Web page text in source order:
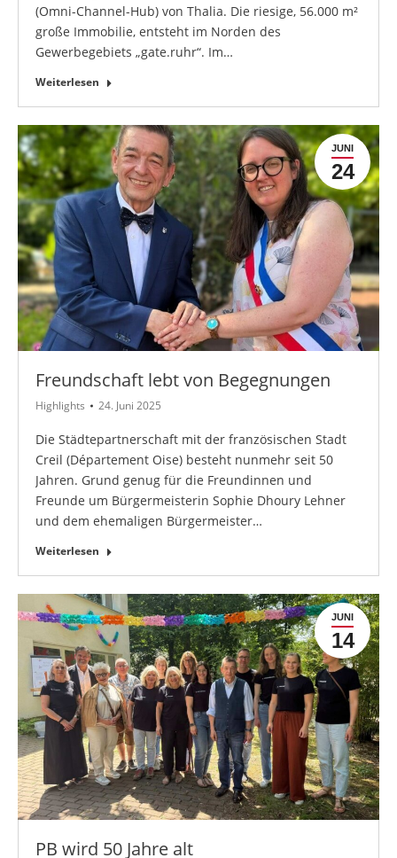
(Omni-Channel-Hub) von Thalia. Die riesige, 56.000 m²
große Immobilie, entsteht im Norden des
Gewerbegebiets „gate.ruhr“. Im…
Weiterlesen
JUNI
24
Freundschaft lebt von Begegnungen
Highlights 24. Juni 2025
Die Städtepartnerschaft mit der französischen Stadt
Creil (Département Oise) besteht nunmehr seit 50
Jahren. Grund genug für die Freundinnen und
Freunde um Bürgermeisterin Sophie Dhoury Lehner
und dem ehemaligen Bürgermeister…
Weiterlesen
JUNI
14
PB wird 50 Jahre alt